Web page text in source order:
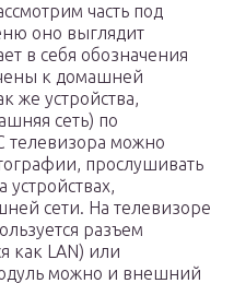
часть под
оно выглядит
в себя обозначения
к домашней
же устройства,
сеть) по
телевизора можно
прослушивать
устройствах,
сети. На телевизоре
разъем
как LAN) или
можно и внешний